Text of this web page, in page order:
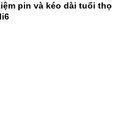
pin và kéo dài tuổi thọ